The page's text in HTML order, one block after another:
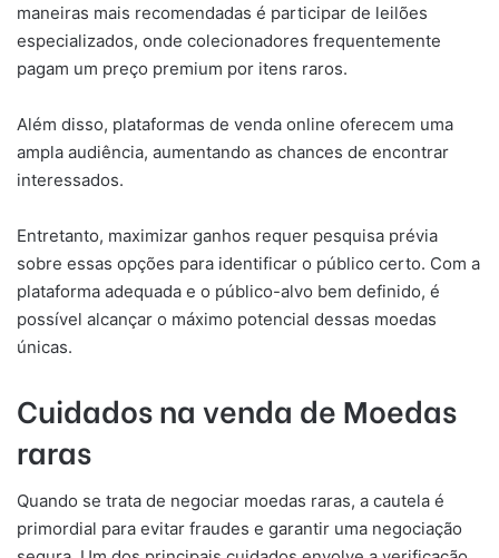
maneiras mais recomendadas é participar de leilões
especializados, onde colecionadores frequentemente
pagam um preço premium por itens raros.
Além disso, plataformas de venda online oferecem uma
ampla audiência, aumentando as chances de encontrar
interessados.
Entretanto, maximizar ganhos requer pesquisa prévia
sobre essas opções para identificar o público certo. Com a
plataforma adequada e o público-alvo bem definido, é
possível alcançar o máximo potencial dessas moedas
únicas.
Cuidados na venda de Moedas
raras
Quando se trata de negociar moedas raras, a cautela é
primordial para evitar fraudes e garantir uma negociação